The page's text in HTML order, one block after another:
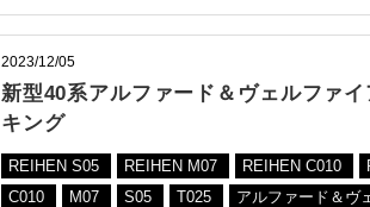
2023/12/05
新型40系アルファード＆ヴェルファ
キング
REIHEN S05 REIHEN M07 REIHEN C010
C010
M07 S05 T025 アルファード＆ヴ